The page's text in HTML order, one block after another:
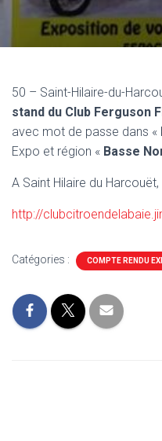
50 – Saint-Hilaire-du-
stand du Club Ferguson
avec mot de passe dans «
Expo et région « Basse
A Saint Hilaire du
http://
Catégories : COMPTE RENDU